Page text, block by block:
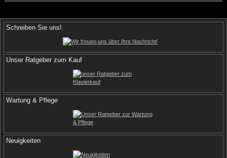
Schreiben Sie uns!
Unser Ratgeber zum Kauf
Wartung & Pflege
Neuigkeiten